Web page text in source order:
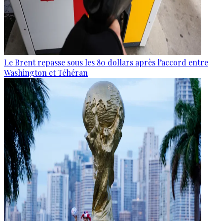
Le Brent repasse sous les 80 dollars après l’accord entre
Washington et Téhéran